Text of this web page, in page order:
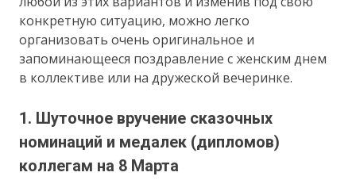
конкретную ситуацию, можно легко
организовать очень оригинальное и
запоминающееся поздравление с женским днем
в коллективе или на дружеской вечеринке.
1. Шуточное вручение сказочных
номинаций и медалек (дипломов)
коллегам на 8 Марта